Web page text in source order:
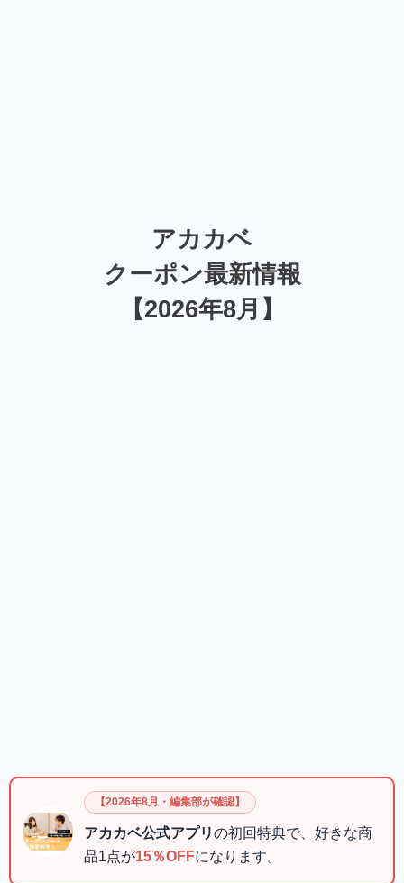
アカカベ
クーポン最新情報
【2026年8月】
【2026年8月・編集部が確認】
アカカベ公式アプリの初回特典で、好きな商
品1点が15％OFFになります。